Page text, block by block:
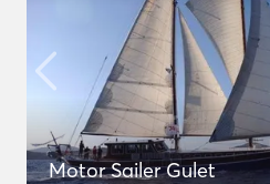
Motor Sailer Gulet